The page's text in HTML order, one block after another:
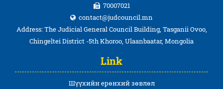
70007021
contact@judcouncil.mn
Address: The Judicial General Council Building, Tasganii Ovoo,
Chingeltei District -5th Khoroo, Ulaanbaatar, Mongolia
Link
Шүүхийн ерөнхий зөвлөл